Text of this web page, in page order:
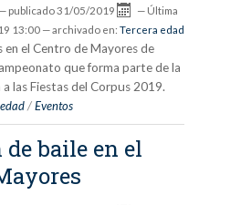
— publicado31/05/2019 — Última
13:00 — archivado en: Tercera edad
en el Centro de Mayores de
que forma parte de la
las Fiestas del Corpus 2019.
/Eventos
baile en el